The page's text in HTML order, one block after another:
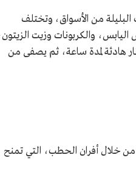
البليلة من الأسواق، وتختلف
والكربونات وزيت
هادئة لمدة ساعة، ثم يصفى من
من خلال أفران الحطب، التي تمنح